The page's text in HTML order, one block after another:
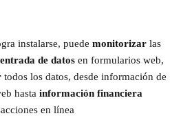
instalarse, puede monitorizar las
entrada de datos en formularios web,
todos los datos, desde información de
hasta información financiera
en línea